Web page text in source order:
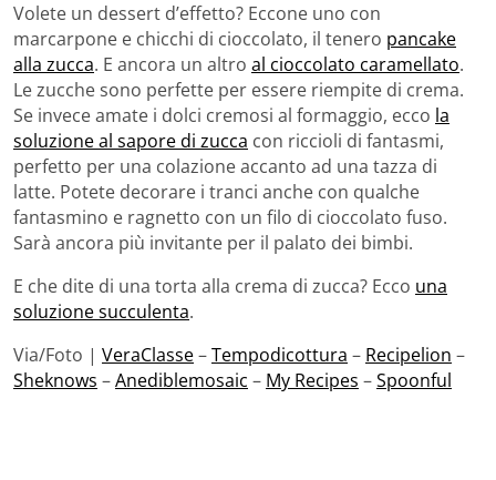
Volete un dessert d’effetto? Eccone uno con
marcarpone e chicchi di cioccolato, il tenero pancake
alla zucca. E ancora un altro al cioccolato caramellato.
Le zucche sono perfette per essere riempite di crema.
Se invece amate i dolci cremosi al formaggio, ecco la
soluzione al sapore di zucca con riccioli di fantasmi,
perfetto per una colazione accanto ad una tazza di
latte. Potete decorare i tranci anche con qualche
fantasmino e ragnetto con un filo di cioccolato fuso.
Sarà ancora più invitante per il palato dei bimbi.
E che dite di una torta alla crema di zucca? Ecco una
soluzione succulenta.
Via/Foto | VeraClasse–Tempodicottura – Recipelion –
Sheknows –Anediblemosaic – My Recipes –Spoonful